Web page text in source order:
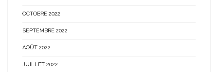
OCTOBRE 2022
SEPTEMBRE 2022
AOÛT 2022
JUILLET 2022